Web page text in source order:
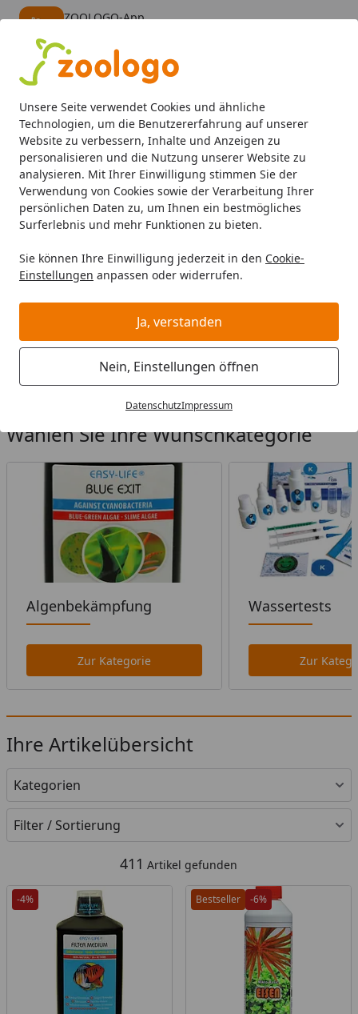
Unsere Seite verwendet Cookies und ähnliche
Technologien, um die Benutzererfahrung auf unserer
Website zu verbessern, Inhalte und Anzeigen zu
personalisieren und die Nutzung unserer Website zu
analysieren. Mit Ihrer Einwilligung stimmen Sie der
Verwendung von Cookies sowie der Verarbeitung Ihrer
persönlichen Daten zu, um Ihnen ein bestmögliches
Surferlebnis und mehr Funktionen zu bieten.
Sie können Ihre Einwilligung jederzeit in den Cookie-
Einstellungen anpassen oder widerrufen.
Ja, verstanden
Nein, Einstellungen öffnen
DatenschutzImpressum
ZOOLOGO-App
Alle Produkte
Mein Konto
Suchen
Aquarienpflege
Aquaristik Aquarienpflege
Wählen Sie Ihre Wunschkategorie
Algenbekämpfung
Zur Kategorie
Wassertests
Zur
Ihre Artikelübersicht
Kategorien
Filter / Sortierung
411 Artikel gefunden
-4% Bestseller -6%